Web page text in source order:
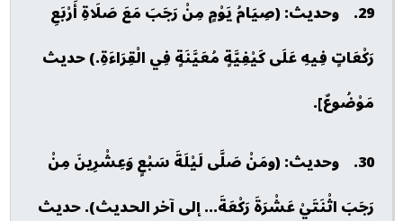
29. وحديث: (صِيَامُ يَوْمٍ مِنْ رَجَبَ مَعَ صَلَاةِ أَرْبَعِ
رَكْعَاتٍ فِيهِ عَلَى كَيْفِيَّةٍ مُعَيَّنَةٍ فِي الْقِرَاءَةِ.) حديث
مَوْضُوعٌ].
30. وحديث: (ومَنْ صَلَّى لَيْلَةَ سَبْعٍ وَعِشْرِينَ مِنْ
رَجَبَ اثْنَتَيْ عَشْرَةَ رَكْعَةَ... إلى آخر الحديث). حديث